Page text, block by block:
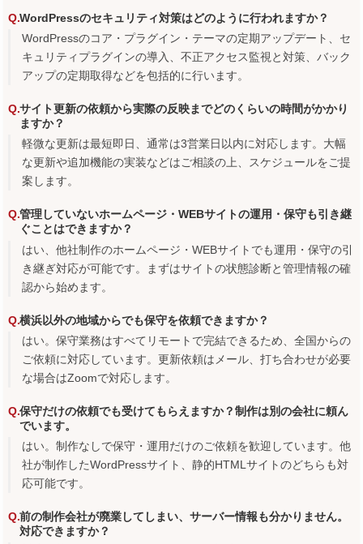
WordPressのセキュリティ対策はどのように行われますか？
WordPressのコア・プラグイン・テーマの定期アップデート、セ
キュリティプラグインの導入、不正アクセス監視と対策、バック
アップの定期取得などを包括的に行います。
サイト更新の依頼から実際の反映までどのくらいの時間がかかり
ますか？
軽微な更新は最短即日、通常は3営業日以内に対応します。大幅
な更新や追加機能の実装などはご相談の上、スケジュールをご提
案します。
管理していないホームページ・WEBサイトの運用・保守も引き継
ぐことはできますか？
はい、他社制作のホームページ・WEBサイトでも運用・保守の引
き継ぎ対応が可能です。まずはサイトの状態診断と管理情報の確
認から始めます。
横浜以外の地域からでも保守を依頼できますか？
はい。保守業務はすべてリモートで完結できるため、全国からの
ご依頼に対応しています。更新依頼はメール、打ち合わせが必要
な場合はZoomで対応します。
保守だけの依頼でも受けてもらえますか？制作は別の会社に頼ん
でいます。
はい。制作なしで保守・運用だけのご依頼を歓迎しています。他
社が制作したWordPressサイト、静的HTMLサイトのどちらも対
応可能です。
前の制作会社が廃業してしまい、サーバー情報も分かりません。
対応できますか？